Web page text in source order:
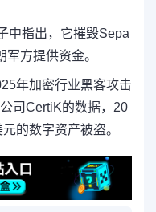
中指出，它摧毁Sepa
方提供资金。
年加密行业黑客攻击
司CertiK的数据，20
的数字资产被盗。